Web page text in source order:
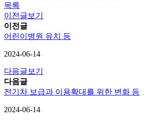
목록
이전글보기
이전글
어린이병원 유치 등
2024-06-14
다음글보기
다음글
전기차 보급과 이용확대를 위한 변화 등
2024-06-14